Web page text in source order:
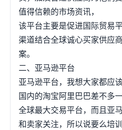
式，使得支付更加便利而针对平
为利好的消息。11月16日，
中云汇）所研发的支付和收款渠
择支付宝和微信收款，这一举措
他跨境电商平台相比形成独特的
国卖家；另一方面对于我国的跨
微信的使用，远比亚马逊所使用
西联回款等传统支付方式更为便
款周期。第三、完善国际物流运
链同样也可以缓解卖家资金问题
流速度，会影响到买家受到商品
卖家资金回流更加迅速。为了提
大方案：其一，是建设海外仓，
值得信赖的市场资讯，
该平台主要是促进国际贸易
渠道结合全球诚心买家供应
案。
二、亚马逊平台
亚马逊平台，我想大家都应
国内的淘宝阿里巴巴差不多
全球最大交易平台，而且亚
和卖家关注，所以说要么培